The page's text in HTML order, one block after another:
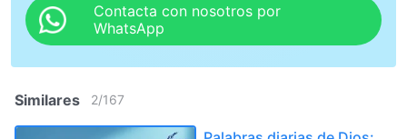
Contacta con nosotros por
WhatsApp
Similares 2/167